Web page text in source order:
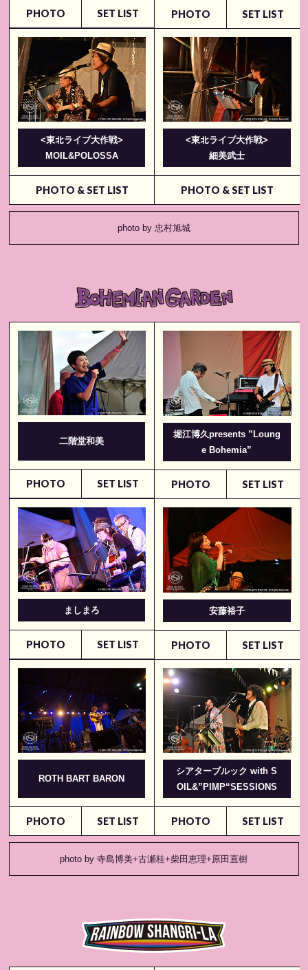
PHOTO SET LIST PHOTO SET LIST
<東北ライブ大作戦>
MOIL&POLOSSA
PHOTO & SET LIST
<東北ライブ大作戦>
細美武⼠
PHOTO & SET LIST
photo by 忠村旭城
二階堂和美
PHOTO SET LIST
堀江博久presents ”Loung
e Bohemia”
PHOTO SET LIST
ましまろ
PHOTO SET LIST
安藤裕子
PHOTO SET LIST
ROTH BART BARON
PHOTO SET LIST
シアターブルック with S
OIL&”PIMP“SESSIONS
PHOTO SET LIST
photo by 寺島博美+古瀬桂+柴田恵理+原田直樹